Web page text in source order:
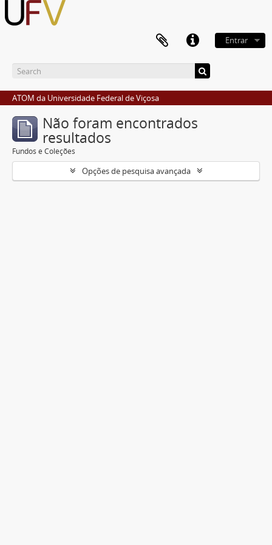
Entrar
ATOM da Universidade Federal de Viçosa
Não foram encontrados
resultados
Fundos e Coleções
Opções de pesquisa avançada